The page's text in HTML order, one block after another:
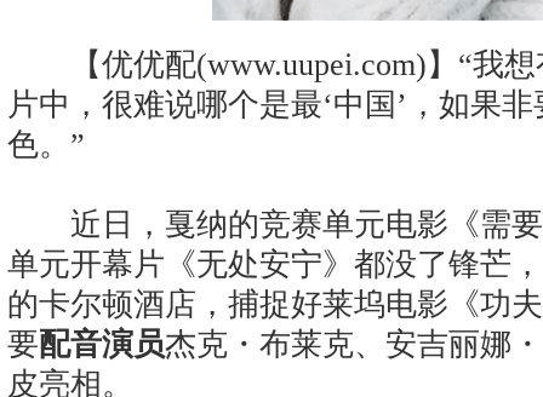
【优优配(www.uupei.com)】“我想
片中，很难说哪个是最‘中国’，如果
色。”
近日，戛纳的竞赛单元电影《需要
单元开幕片《无处安宁》都没了锋芒
的卡尔顿酒店，捕捉好莱坞电影《功
要配音演员杰克・布莱克、安吉丽娜
皮亮相。